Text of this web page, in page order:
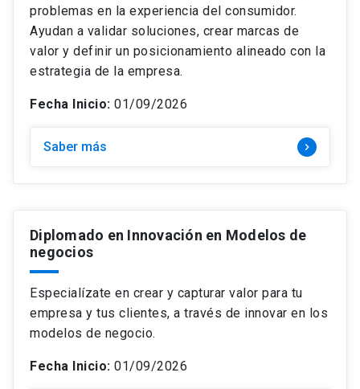
problemas en la experiencia del consumidor.
Ayudan a validar soluciones, crear marcas de
valor y definir un posicionamiento alineado con la
estrategia de la empresa.
Fecha Inicio: 01/09/2026
Saber más keyboard_arrow_right
Diplomado en Innovación en Modelos de
negocios
Especialízate en crear y capturar valor para tu
empresa y tus clientes, a través de innovar en los
modelos de negocio.
Fecha Inicio: 01/09/2026